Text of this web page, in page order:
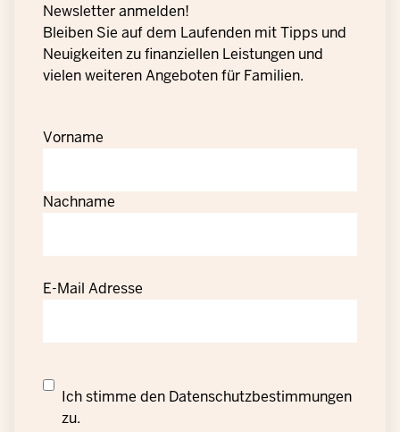
Newsletter anmelden!
Bleiben Sie auf dem Laufenden mit Tipps und
Neuigkeiten zu finanziellen Leistungen und
vielen weiteren Angeboten für Familien.
Vorname
Nachname
E-Mail Adresse
Datenschutzrechtliche
Einwilligung
Ich stimme den Datenschutzbestimmungen
zu.